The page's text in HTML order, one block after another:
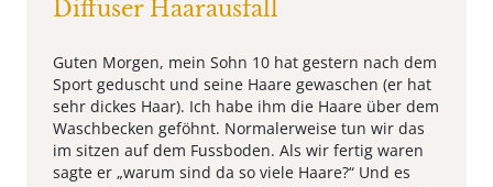
Diffuser Haarausfall
Guten Morgen, mein Sohn 10 hat gestern nach dem
Sport geduscht und seine Haare gewaschen (er hat
sehr dickes Haar). Ich habe ihm die Haare über dem
Waschbecken geföhnt. Normalerweise tun wir das
im sitzen auf dem Fussboden. Als wir fertig waren
sagte er „warum sind da so viele Haare?“ Und es